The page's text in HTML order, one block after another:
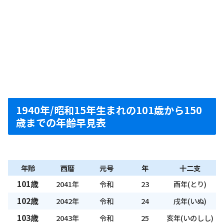
1940年/昭和15年生まれの101歳から150
歳までの年齢早見表
年齢 西暦 元号 年 十二支
101歳 2041年 令和 23 酉年(とり)
102歳 2042年 令和 24 戌年(いぬ)
103歳 2043年 令和 25 亥年(いのしし)